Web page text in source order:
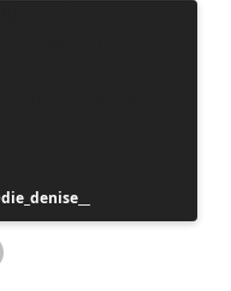
Postitus
avaldatud
die_denise__